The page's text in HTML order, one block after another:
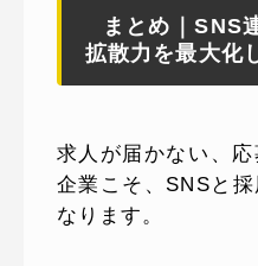
まとめ｜SNS
拡散力を最大化
求人が届かない、
企業こそ、SNSと
なります。